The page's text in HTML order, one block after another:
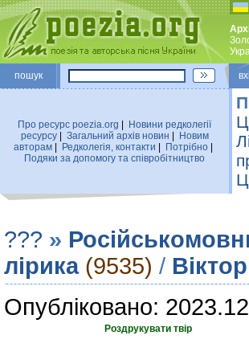
пошук
Про ресурс poezia.org
Новини редколегiї
ресурсу| Загальний архiв новин
Новим
авторам
Редколегiя, контакти Потрiбно
Подяки за допомогу та співробітництво
??? »
лірика (9535) /
Опубліковано:
Роздрукувати твір